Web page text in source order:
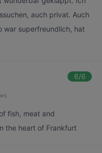
auch privat. Auch
war superfreundlich, hat
6/6
fish, meat and
the heart of Frankfurt